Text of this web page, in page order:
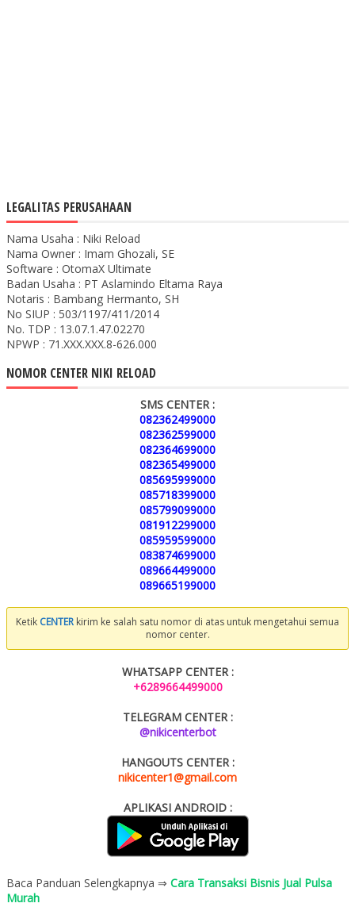
LEGALITAS PERUSAHAAN
Nama Usaha : Niki Reload
Nama Owner : Imam Ghozali, SE
Software : OtomaX Ultimate
Badan Usaha : PT Aslamindo Eltama Raya
Notaris : Bambang Hermanto, SH
No SIUP : 503/1197/411/2014
No. TDP : 13.07.1.47.02270
NPWP : 71.XXX.XXX.8-626.000
NOMOR CENTER NIKI RELOAD
SMS CENTER :
082362499000
082362599000
082364699000
082365499000
085695999000
085718399000
085799099000
081912299000
085959599000
083874699000
089664499000
089665199000
Ketik CENTER kirim ke salah satu nomor di atas untuk mengetahui semua
nomor center.
WHATSAPP CENTER :
+6289664499000
TELEGRAM CENTER :
@nikicenterbot
HANGOUTS CENTER :
nikicenter1@gmail.com
APLIKASI ANDROID :
Baca Panduan Selengkapnya ⇒ Cara Transaksi Bisnis Jual Pulsa
Murah